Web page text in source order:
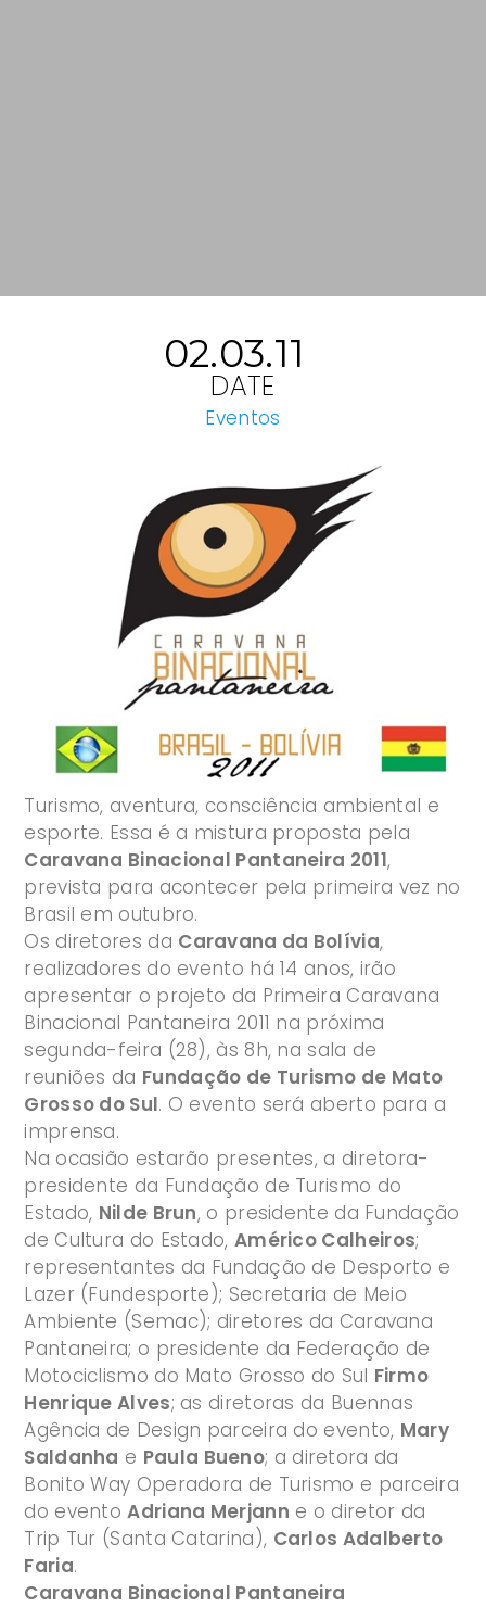
02.03.11
DATE
Eventos
Turismo, aventura, consciência ambiental e
esporte. Essa é a mistura proposta pela
Caravana Binacional Pantaneira 2011,
prevista para acontecer pela primeira vez no
Brasil em outubro.
Os diretores da Caravana da Bolívia,
realizadores do evento há 14 anos, irão
apresentar o projeto da Primeira Caravana
Binacional Pantaneira 2011 na próxima
segunda-feira (28), às 8h, na sala de
reuniões da Fundação de Turismo de Mato
Grosso do Sul. O evento será aberto para a
imprensa.
Na ocasião estarão presentes, a diretora-
presidente da Fundação de Turismo do
Estado, Nilde Brun, o presidente da Fundação
de Cultura do Estado, Américo Calheiros;
representantes da Fundação de Desporto e
Lazer (Fundesporte); Secretaria de Meio
Ambiente (Semac); diretores da Caravana
Pantaneira; o presidente da Federação de
Motociclismo do Mato Grosso do Sul Firmo
Henrique Alves; as diretoras da Buennas
Agência de Design parceira do evento, Mary
Saldanha e Paula Bueno; a diretora da
Bonito Way Operadora de Turismo e parceira
do eventoAdriana Merjann e o diretor da
Trip Tur (Santa Catarina), Carlos Adalberto
Faria.
Caravana Binacional Pantaneira